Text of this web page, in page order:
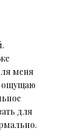
меня
ощущаю
для